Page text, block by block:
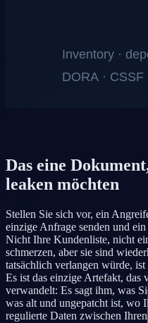
Das eine
leaken möchten
Stellen Sie sich vor, ein
einzige Anfrage senden und
Nicht Ihre Kundenliste, nicht
schmerzen, aber sie sind
tatsächlich verlangen würde,
Es ist das einzige Artefakt, das
verwandelt: Es sagt ihm, was
was alt und ungepatcht ist, wo
regulierte Daten zwischen